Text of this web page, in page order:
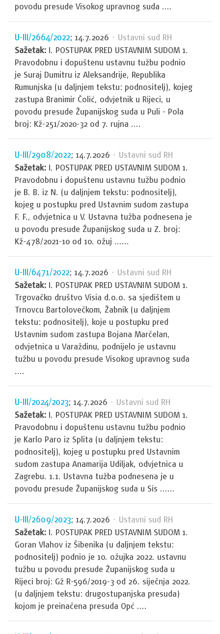
povodu presude Visokog upravnog suda ....
U-III/2664/2022; 14.7.2026 · Ustavni sud RH
Sažetak: I. POSTUPAK PRED USTAVNIM SUDOM 1.
Pravodobnu i dopuštenu ustavnu tužbu podnio
je Suraj Dumitru iz Aleksandrije, Republika
Rumunjska (u daljnjem tekstu: podnositelj), kojeg
zastupa Branimir Čolić, odvjetnik u Rijeci, u
povodu presude Županijskog suda u Puli - Pola
broj: Kž-251/2020-32 od 7. rujna ....
U-III/2908/2022; 14.7.2026 · Ustavni sud RH
Sažetak: I. POSTUPAK PRED USTAVNIM SUDOM 1.
Pravodobnu i dopuštenu ustavnu tužbu podnio
je B. B. iz N. (u daljnjem tekstu: podnositelj),
kojeg u postupku pred Ustavnim sudom zastupa
F. F., odvjetnica u V. Ustavna tužba podnesena je
u povodu presude Županijskog suda u Z. broj:
Kž-478/2021-10 od 10. ožuj ......
U-III/6471/2022; 14.7.2026 · Ustavni sud RH
Sažetak: I. POSTUPAK PRED USTAVNIM SUDOM 1.
Trgovačko društvo Visia d.o.o. sa sjedištem u
Trnovcu Bartolovečkom, Žabnik (u daljnjem
tekstu: podnositelj), koje u postupku pred
Ustavnim sudom zastupa Bojana Marčelan,
odvjetnica u Varaždinu, podnijelo je ustavnu
tužbu u povodu presude Visokog upravnog suda
....
U-III/2024/2023; 14.7.2026 · Ustavni sud RH
Sažetak: I. POSTUPAK PRED USTAVNIM SUDOM 1.
Pravodobnu i dopuštenu ustavnu tužbu podnio
je Karlo Paro iz Splita (u daljnjem tekstu:
podnositelj), kojeg u postupku pred Ustavnim
sudom zastupa Anamarija Udiljak, odvjetnica u
Zagrebu. 1.1. Ustavna tužba podnesena je u
povodu presude Županijskog suda u Sis ......
U-III/2609/2023; 14.7.2026 · Ustavni sud RH
Sažetak: I. POSTUPAK PRED USTAVNIM SUDOM 1.
Goran Vlahov iz Šibenika (u daljnjem tekstu:
podnositelj) podnio je 10. ožujka 2022. ustavnu
tužbu u povodu presude Županijskog suda u
Rijeci broj: Gž R-596/2019-3 od 26. siječnja 2022.
(u daljnjem tekstu: drugostupanjska presuda)
kojom je preinačena presuda Opć ....